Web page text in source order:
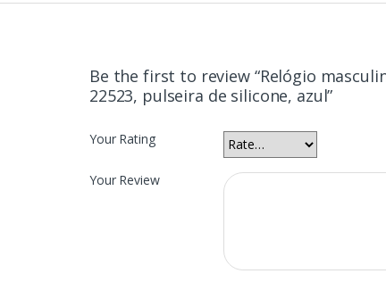
Be the first to review “Relógio
22523, pulseira de silicone, azul”
Your Rating
Your Review